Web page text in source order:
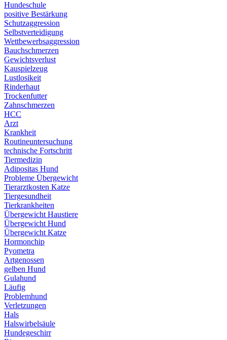
Hundeschule
positive Bestärkung
Schutzaggression
Selbstverteidigung
Wettbewerbsaggression
Bauchschmerzen
Gewichtsverlust
Kauspielzeug
Lustlosikeit
Rinderhaut
Trockenfutter
Zahnschmerzen
HCC
Arzt
Krankheit
Routineuntersuchung
technische Fortschritt
Tiermedizin
Adipositas Hund
Probleme Übergewicht
Tierarztkosten Katze
Tiergesundheit
Tierkrankheiten
Übergewicht Haustiere
Übergewicht Hund
Übergewicht Katze
Hormonchip
Pyometra
Artgenossen
gelben Hund
Gulahund
Läufig
Problemhund
Verletzungen
Hals
Halswirbelsäule
Hundegeschirr